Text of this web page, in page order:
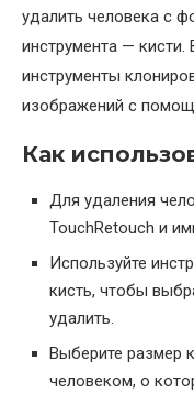
удалить человека с
инструмента —
инструменты
изображений с
Как
Для удаления
TouchRetouch и
Используйте
кисть, чтобы
удалить.
Выберите размер
человеком, о